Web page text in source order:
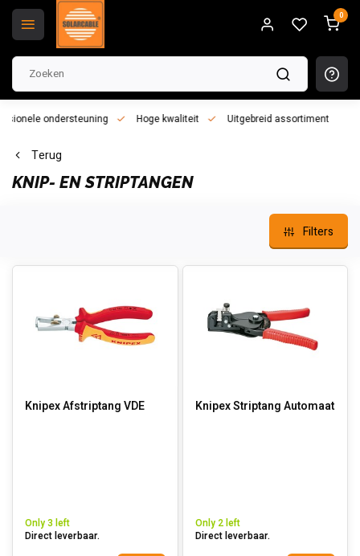
0
ondersteuning Hoge kwaliteit Uitgebreid assortiment
Terug
KNIP- EN STRIPTANGEN
Filters
Knipex Afstriptang VDE
Only 3 left
Direct leverbaar.
Knipex Striptang Automaat
Only 2 left
Direct leverbaar.